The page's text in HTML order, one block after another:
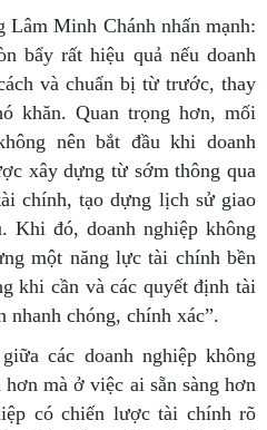
Lâm Minh Chánh nhấn mạnh:
bẩy rất hiệu quả nếu doanh
và chuẩn bị từ trước, thay
khăn. Quan trọng hơn, mối
nên bắt đầu khi doanh
xây dựng từ sớm thông qua
chính, tạo dựng lịch sử giao
Khi đó, doanh nghiệp không
một năng lực tài chính bền
khi cần và các quyết định tài
nhanh chóng, chính xác”.
các doanh nghiệp không
mà ở việc ai sẵn sàng hơn
có chiến lược tài chính rõ